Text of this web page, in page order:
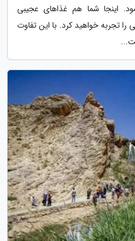
اینجا شما هم غذاهای عجیبی
تجربه خواهید کرد. با این تفاوت